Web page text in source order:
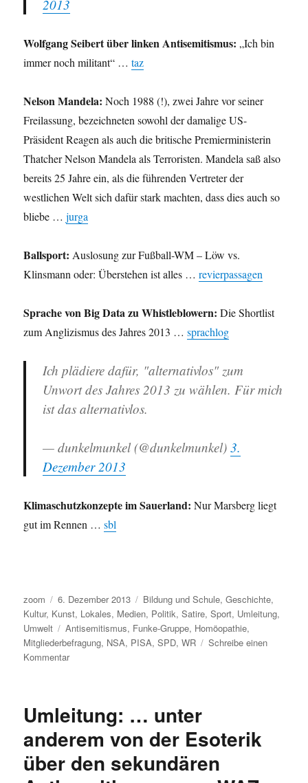
2013
Wolfgang Seibert über linken Antisemitismus: „Ich bin
immer noch militant“ …taz
Nelson Mandela: Noch 1988 (!), zwei Jahre vor seiner
Freilassung, bezeichneten sowohl der damalige US-
Präsident Reagen als auch die britische Premierministerin
Thatcher Nelson Mandela als Terroristen. Mandela saß also
bereits 25 Jahre ein, als die führenden Vertreter der
westlichen Welt sich dafür stark machten, dass dies auch so
bliebe …jurga
Ballsport: Auslosung zur Fußball-WM – Löw vs.
Klinsmann oder: Überstehen ist alles …revierpassagen
Sprache von Big Data zu Whistleblowern: Die Shortlist
zum Anglizismus des Jahres 2013 …sprachlog
Ich plädiere dafür, "alternativlos" zum
Unwort des Jahres 2013 zu wählen. Für mich
ist das alternativlos.
— dunkelmunkel (@dunkelmunkel)3.
Dezember 2013
Klimaschutzkonzepte im Sauerland: Nur Marsberg liegt
gut im Rennen …sbl
Autor
zoom
Veröffentlicht
am
6. Dezember 2013 Kategorien
Bildung und Schule,Geschichte,
Kultur, Kunst, Lokales, Medien, Politik,Satire,Sport, Umleitung,
Umwelt
Schlagwörter
Antisemitismus, Funke-Gruppe, Homöopathie,
Mitgliederbefragung, NSA, PISA,SPD,WR
Schreibe einen
Kommentarzu
von
Zynismus
über
Ironie
bis
Umleitung: … unter
anderem von der Esoterik
über den sekundären